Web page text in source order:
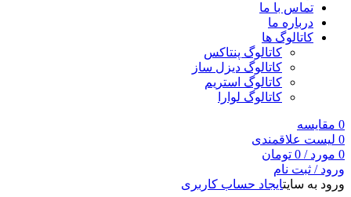
تماس با ما
درباره ما
کاتالوگ ها
کاتالوگ پنتاکس
کاتالوگ دیزل ساز
کاتالوگ استریم
کاتالوگ لوارا
0 مقایسه
0 لیست علاقمندی
0 مورد /
0 تومان
ورود / ثبت نام
ورود به سایتایجاد حساب کاربری